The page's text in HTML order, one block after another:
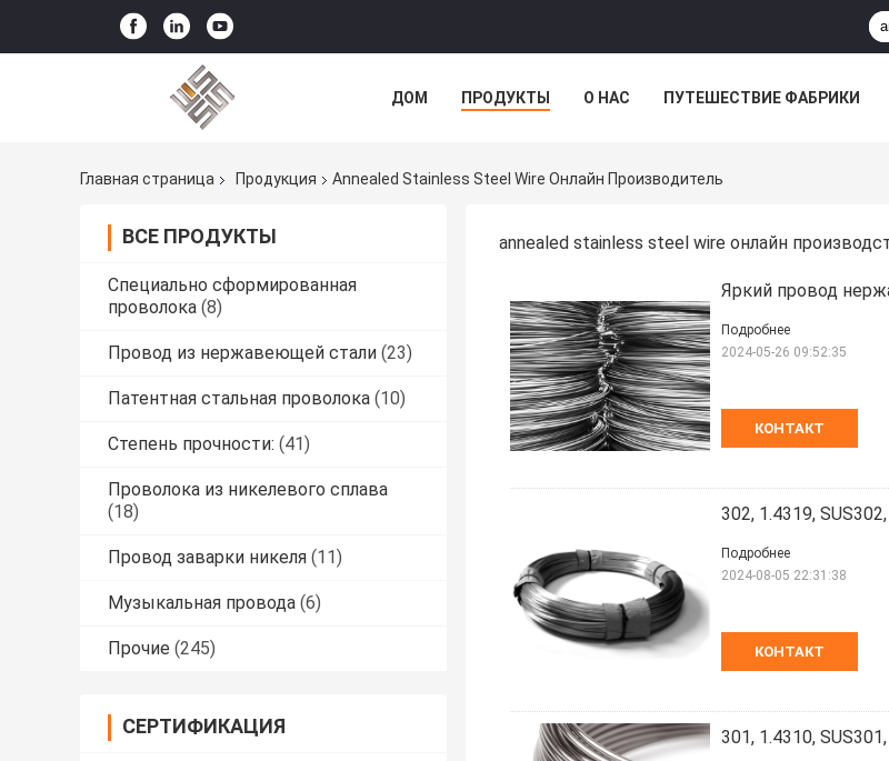
ДОМ ПРОДУКТЫ О НАС ПУТЕШЕСТВИЕ ФАБРИКИ
Главная страница Продукция Annealed Stainless Steel Wire Онлайн Производитель
ВСЕ ПРОДУКТЫ
Специально сформированная
проволока (8)
Провод из нержавеющей стали (23)
Патентная стальная проволока (10)
Степень прочности: (41)
Проволока из никелевого сплава
(18)
Провод заварки никеля (11)
Музыкальная провода (6)
Прочие (245)
СЕРТИФИКАЦИЯ
annealed stainless steel wire онлайн
Яркий провод
КОНТАКТ
Подробнее
2024-05-26 09:52:35
302, 1.4319,
КОНТАКТ
Подробнее
2024-08-05 22:31:38
301, 1.4310,